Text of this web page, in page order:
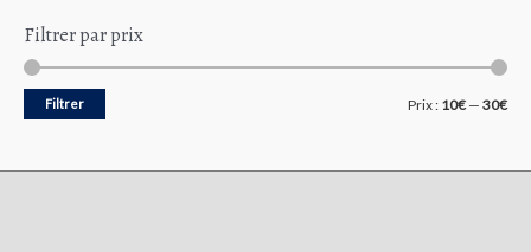
s
u
Filtrer par prix
P
i
P
i
Filtrer Prix : 10€— 30€